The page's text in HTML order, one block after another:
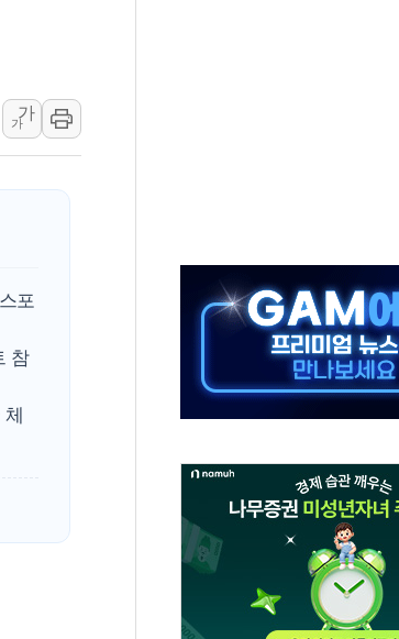
때문에 손해 보는 일 없게"…'결혼 페널티' 22개 과제 손본다
해상서 모터보트 전복…1명 사망·1명 실종
피해자 기림의 날 참석..."국제적 시민 연대로 목소리 내야"
석에 '뻔뻔' 받아친 정청래…제주 연설서 신경전 고조
가
가
포
참